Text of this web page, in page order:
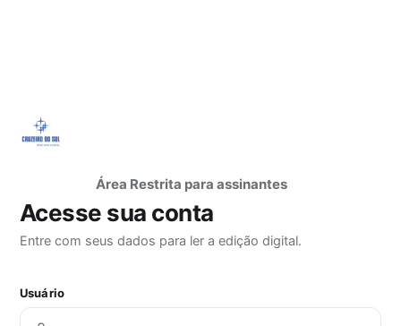
Área Restrita para assinantes
Acesse sua conta
Entre com seus dados para ler a edição digital.
Usuário